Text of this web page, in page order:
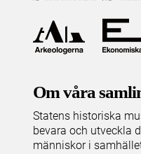
Om våra
Statens historiska
bevara och utveckla
människor i